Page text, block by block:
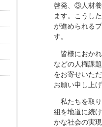
啓発、③人材
ます。こうし
が進められる
す。
皆様におかれ
などの人権課
をお寄せいた
お願い申し上
私たちを取り
組を地道に続
かな社会の実